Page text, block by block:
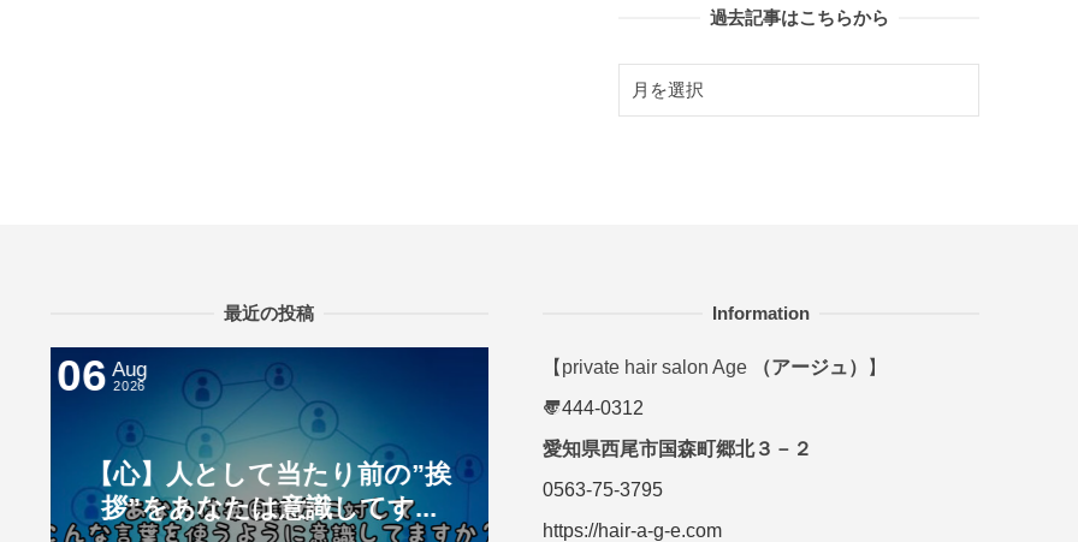
過去記事はこちらから
最近の投稿
【心】人として当たり前の”挨
拶”をあなたは意識してす...
06 Aug
2026
【カラカラ】フェイシャルケア
と同様にあなたの髪にもたっぷ
りの”水分”が必要で...
Aug
Information
【private hair salon Age （アージュ）
】
〠444-0312
愛知県西尾市国森町郷北３－２
0563-75-3795
https://hair-a-g-e.com